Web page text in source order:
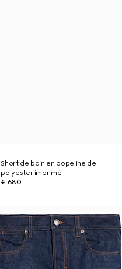
Short de bain en popeline de
polyester imprimé
€ 680